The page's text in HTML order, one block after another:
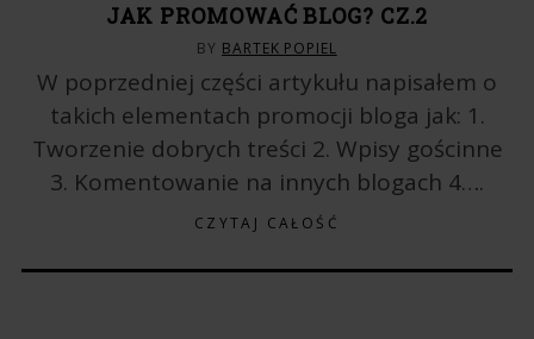
JAK PROMOWAĆ BLOG? CZ.2
BY BARTEK POPIEL
W poprzedniej części artykułu napisałem o
takich elementach promocji bloga jak: 1.
Tworzenie dobrych treści 2. Wpisy gościnne
3. Komentowanie na innych blogach 4….
CZYTAJ CAŁOŚĆ